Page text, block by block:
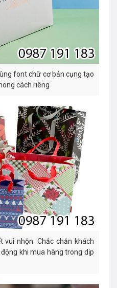
font chữ cơ bản cụng tạo
cách riêng
vui nhộn. Chắc chắn khách
khi mua hàng trong dịp